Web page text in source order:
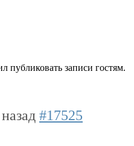
публиковать записи гостям.
#17525